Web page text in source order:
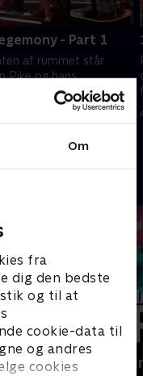
Om
fra
dig den bedste
og til at
cookie-data til
og andres
cookies
- Part 1
af rummet står
Pike og hans
over for en
fjendes
Happy